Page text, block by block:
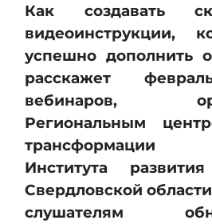
Как создавать
видеоинструкции,
успешно дополнить
расскажет
вебинаров,
Региональным
трансформации
Института
Свердловской
слушателям